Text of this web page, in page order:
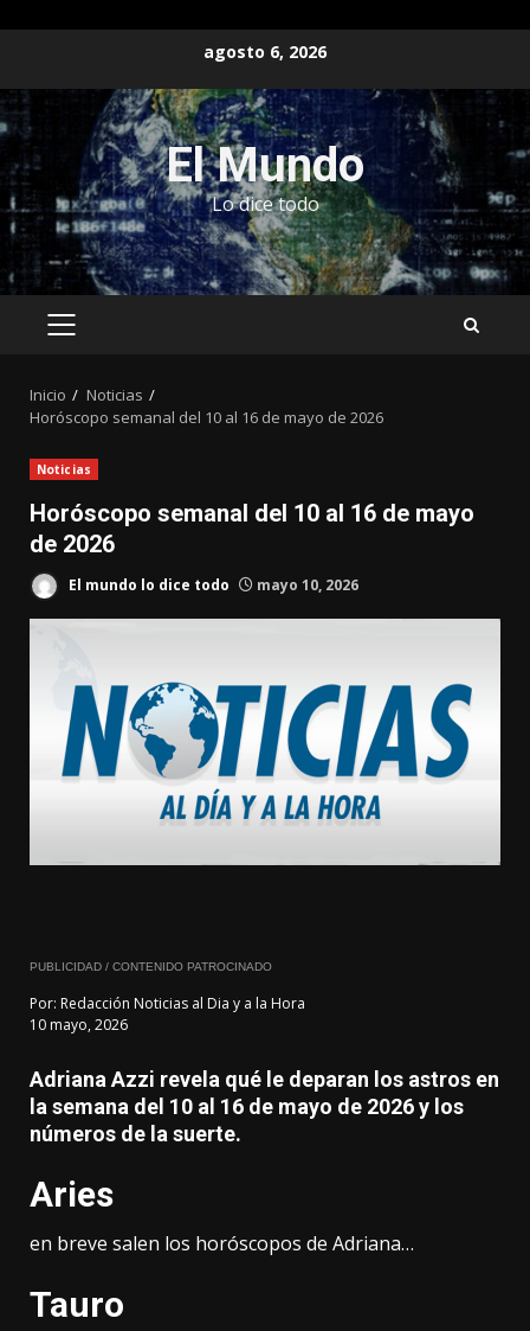
contenido
agosto 6, 2026
El Mundo
Lo dice todo
MENÚ
Inicio
Noticias
Horóscopo semanal del 10 al 16 de mayo de 2026
Noticias
Horóscopo semanal del 10 al 16 de mayo
de 2026
El mundo lo dice todo mayo 10, 2026
PUBLICIDAD / CONTENIDO PATROCINADO
Por: Redacción Noticias al Dia y a la Hora
10 mayo, 2026
Adriana Azzi revela qué le deparan los astros en
la semana del 10 al 16 de mayo de 2026 y los
números de la suerte.
Aries
en breve salen los horóscopos de Adriana…
Tauro